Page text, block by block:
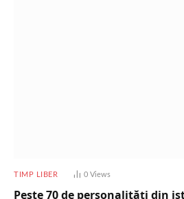
TIMP LIBER 0 Views
Peste 70 de personalități din